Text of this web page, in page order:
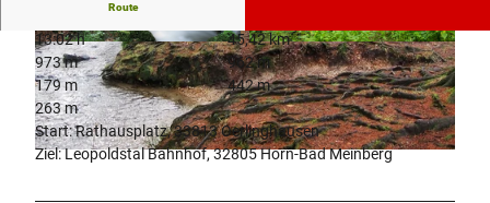
© Teutoburger Wald Tourismus/OWL GmbH, Falko Sieker
© CC-BY-SA © Teutoburger Wald Tourismus, D. Ketz
Route
13:02 h
45,42 km
973 m
962 m
179 m
442 m
263 m
Start: Rathausplatz, 33813 Oerlinghausen
Ziel: Leopoldstal Bahnhof, 32805 Horn-Bad Meinberg